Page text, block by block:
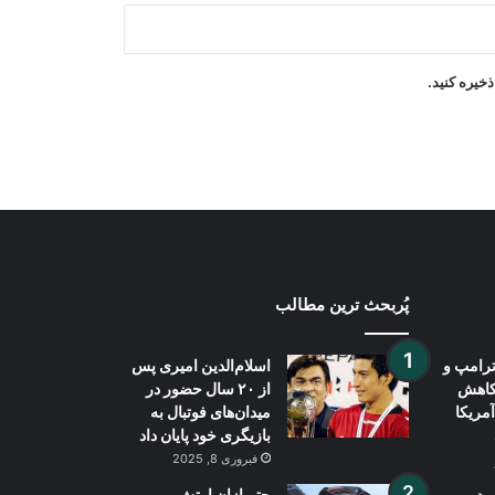
دیدار سرپرست سفارت افغانستان در
کنید.
و
پُربحث ترین مطالب
اسلام‌الدین امیری پس
از ۲۰ سال حضور در
میدان‌های فوتبال به
بازیگری خود پایان داد
فبروری 8, 2025